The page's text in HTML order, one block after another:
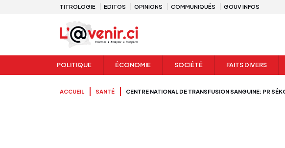
TITROLOGIE EDITOS OPINIONS COMMUNIQUÉS GOUV INFOS
POLITIQUE ÉCONOMIE SOCIÉTÉ FAITS DIVERS
ACCUEIL SANTÉ CENTRE NATIONAL DE TRANSFUSION SANGUINE: PR